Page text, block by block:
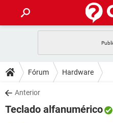
CELULAR
OUTLOOK
INSTAGRAM
DICAS
JOGOS
DOWNLOADS
JOGOS
Fórum Hardware
Anterior
Teclado alfanumérico